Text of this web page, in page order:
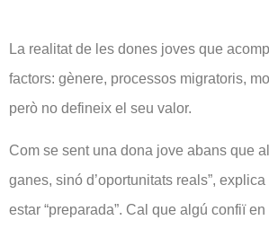
La realitat de les dones joves que
factors: gènere, processos migratoris,
però no defineix el seu valor.
Com se sent una dona jove abans que
ganes, sinó d’oportunitats reals”,
estar “preparada”. Cal que algú confiï